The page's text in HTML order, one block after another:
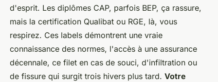
d'esprit. Les diplômes CAP, parfois BEP, ça rassure,
mais la certification Qualibat ou RGE, là, vous
respirez. Ces labels démontrent une vraie
connaissance des normes, l'accès à une assurance
décennale, ce filet en cas de souci, d'infiltration ou
de fissure qui surgit trois hivers plus tard. Votre